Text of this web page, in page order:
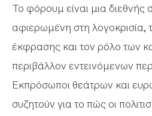
Το φόρουμ είναι μια διεθνής
αφιερωμένη στη λογοκρισία,
έκφρασης και τον ρόλο των
περιβάλλον εντεινόμενων
Εκπρόσωποι θεάτρων και
συζητούν για το πώς οι